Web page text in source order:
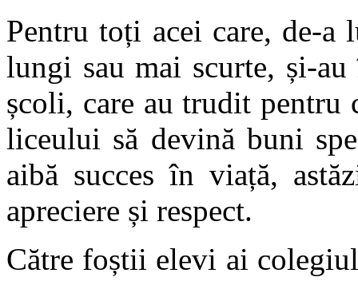
Pentru toți acei care, de-
lungi sau mai scurte, și-
școli, care au trudit pentru
liceului să devină buni
aibă succes în viață,
apreciere și respect.
Către foștii elevi ai